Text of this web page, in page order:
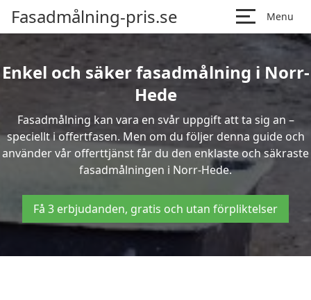
Fasadmålning-pris.se Menu
Enkel och säker fasadmålning i Norr-
Hede
Fasadmålning kan vara en svår uppgift att ta sig an –
speciellt i offertfasen. Men om du följer denna guide och
använder vår offerttjänst får du den enklaste och säkraste
fasadmålningen i Norr-Hede.
Få 3 erbjudanden, gratis och utan förpliktelser